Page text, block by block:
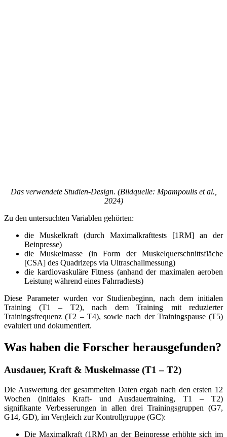
Das verwendete Studien-Design. (Bildquelle: Mpampoulis et al.,
2024)
Zu den untersuchten Variablen gehörten:
die Muskelkraft (durch Maximalkrafttests [1RM] an der
Beinpresse)
die Muskelmasse (in Form der Muskelquerschnittsfläche
[CSA] des Quadrizeps via Ultraschallmessung)
die kardiovaskuläre Fitness (anhand der maximalen aeroben
Leistung während eines Fahrradtests)
Diese Parameter wurden vor Studienbeginn, nach dem initialen
Training (T1 – T2), nach dem Training mit reduzierter
Trainingsfrequenz (T2 – T4), sowie nach der Trainingspause (T5)
evaluiert und dokumentiert.
Was haben die Forscher herausgefunden?
Ausdauer, Kraft & Muskelmasse (T1 – T2)
Die Auswertung der gesammelten Daten ergab nach den ersten 12
Wochen (initiales Kraft- und Ausdauertraining, T1 – T2)
signifikante Verbesserungen in allen drei Trainingsgruppen (G7,
G14, GD), im Vergleich zur Kontrollgruppe (GC):
Die Maximalkraft (1RM) an der Beinpresse erhöhte sich im